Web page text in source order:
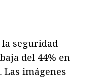
seguridad
del 44% en
Las imágenes